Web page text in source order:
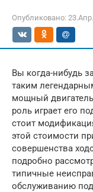
Опубликовано:
Вы когда-нибудь
таким
мощный
роль играет его
стоит
этой стоимости
совершенства
подробно
типичные
обслуживанию